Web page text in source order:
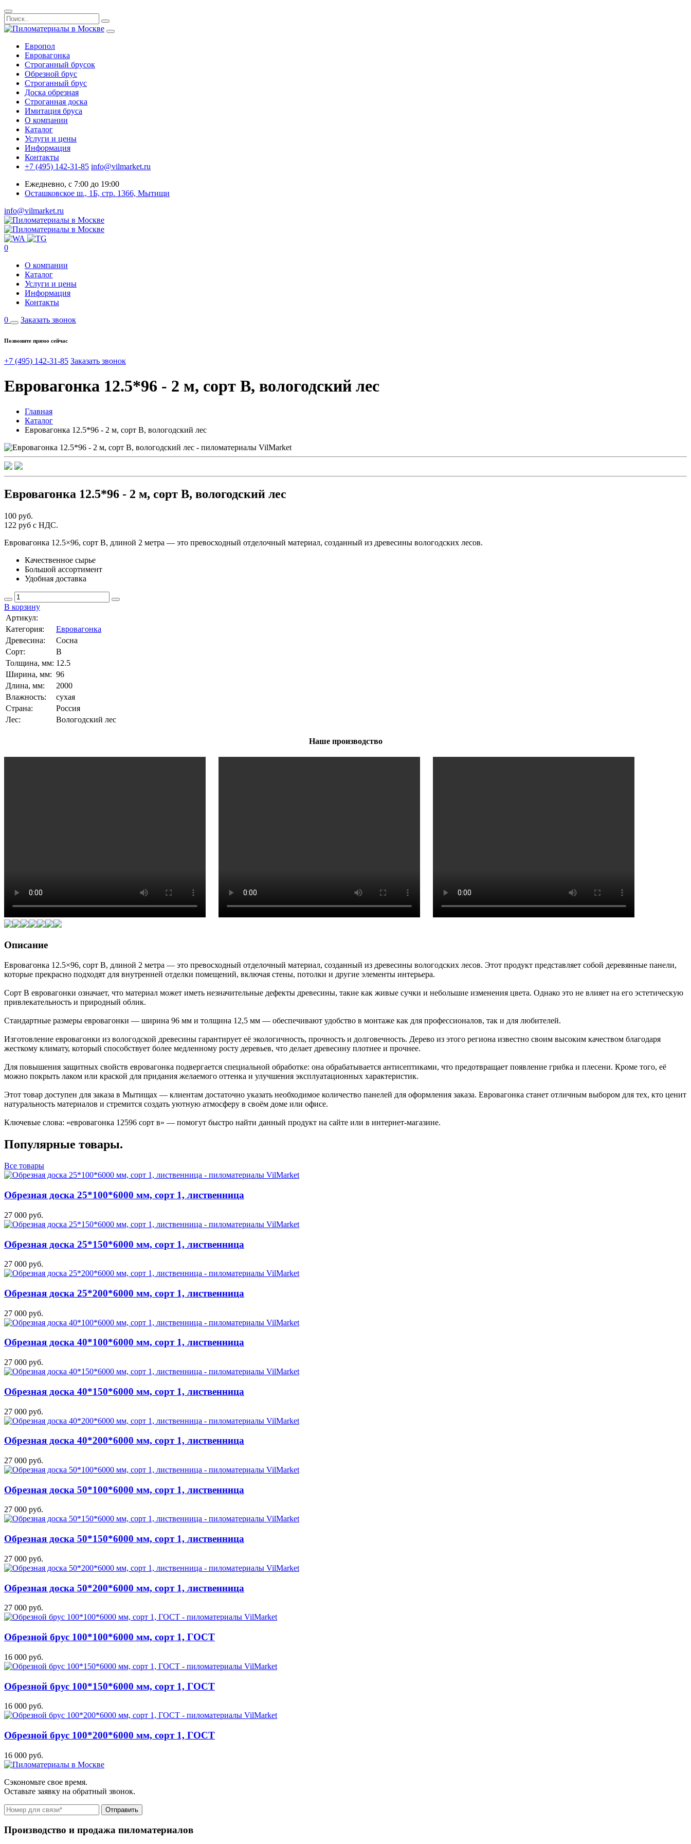
Европол
Евровагонка
Строганный брусок
Обрезной брус
Строганный брус
Доска обрезная
Строганная доска
Имитация бруса
О компании
Каталог
Услуги и цены
Информация
Контакты
+7 (495) 142-31-85 info@vilmarket.ru
Ежедневно, с 7:00 до 19:00
Осташковское ш., 1Б, стр. 1366, Мытищи
info@vilmarket.ru
0
О компании
Каталог
Услуги и цены
Информация
Контакты
0
Заказать звонок
Позвоните прямо сейчас
+7 (495) 142-31-85 Заказать звонок
Евровагонка 12.5*96 - 2 м, сорт В, вологодский лес
Главная
Каталог
Евровагонка 12.5*96 - 2 м, сорт В, вологодский лес
Евровагонка 12.5*96 - 2 м, сорт В, вологодский лес
100 руб.
122 руб с НДС.
Евровагонка 12.5×96, сорт В, длиной 2 метра — это превосходный отделочный материал, созданный из древесины вологодских лесов.
Качественное сырье
Большой ассортимент
Удобная доставка
В корзину
Артикул:
Категория:
Евровагонка
Древесина:
Сосна
Сорт:
В
Толщина, мм: 12.5
Ширина, мм: 96
Длина, мм:
2000
Влажность:
сухая
Страна:
Россия
Лес:
Вологодский лес
Наше производство
Описание
Евровагонка 12.5×96, сорт В, длиной 2 метра — это превосходный отделочный материал, созданный из древесины вологодских лесов. Этот продукт представляет собой деревянные панели,
которые прекрасно подходят для внутренней отделки помещений, включая стены, потолки и другие элементы интерьера.
Сорт В евровагонки означает, что материал может иметь незначительные дефекты древесины, такие как живые сучки и небольшие изменения цвета. Однако это не влияет на его эстетическую
привлекательность и природный облик.
Стандартные размеры евровагонки — ширина 96 мм и толщина 12,5 мм — обеспечивают удобство в монтаже как для профессионалов, так и для любителей.
Изготовление евровагонки из вологодской древесины гарантирует её экологичность, прочность и долговечность. Дерево из этого региона известно своим высоким качеством благодаря
жесткому климату, который способствует более медленному росту деревьев, что делает древесину плотнее и прочнее.
Для повышения защитных свойств евровагонка подвергается специальной обработке: она обрабатывается антисептиками, что предотвращает появление грибка и плесени. Кроме того, её
можно покрыть лаком или краской для придания желаемого оттенка и улучшения эксплуатационных характеристик.
Этот товар доступен для заказа в Мытищах — клиентам достаточно указать необходимое количество панелей для оформления заказа. Евровагонка станет отличным выбором для тех, кто ценит
натуральность материалов и стремится создать уютную атмосферу в своём доме или офисе.
Ключевые слова: «евровагонка 12596 сорт в» — помогут быстро найти данный продукт на сайте или в интернет-магазине.
Популярные товары.
Все товары
Обрезная доска 25*100*6000 мм, сорт 1, лиственница
27 000 руб.
Обрезная доска 25*150*6000 мм, сорт 1, лиственница
27 000 руб.
Обрезная доска 25*200*6000 мм, сорт 1, лиственница
27 000 руб.
Обрезная доска 40*100*6000 мм, сорт 1, лиственница
27 000 руб.
Обрезная доска 40*150*6000 мм, сорт 1, лиственница
27 000 руб.
Обрезная доска 40*200*6000 мм, сорт 1, лиственница
27 000 руб.
Обрезная доска 50*100*6000 мм, сорт 1, лиственница
27 000 руб.
Обрезная доска 50*150*6000 мм, сорт 1, лиственница
27 000 руб.
Обрезная доска 50*200*6000 мм, сорт 1, лиственница
27 000 руб.
Обрезной брус 100*100*6000 мм, сорт 1, ГОСТ
16 000 руб.
Обрезной брус 100*150*6000 мм, сорт 1, ГОСТ
16 000 руб.
Обрезной брус 100*200*6000 мм, сорт 1, ГОСТ
16 000 руб.
Сэкономьте свое время.
Оставьте заявку на обратный звонок.
Отправить
Производство и продажа пиломатериалов